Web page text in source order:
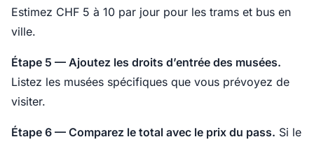
Estimez CHF 5 à 10 par jour pour les trams et bus en
ville.
Étape 5 — Ajoutez les droits d’entrée des musées.
Listez les musées spécifiques que vous prévoyez de
visiter.
Étape 6 — Comparez le total avec le prix du pass. Si le